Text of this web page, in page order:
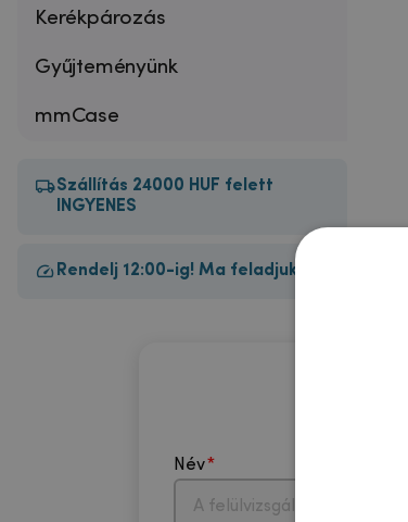
Kerékpározás
Gyűjteményünk
mmCase
Szállítás 24000 HUF felett
INGYENES
Rendelj 12:00-ig! Ma feladjuk!
Név